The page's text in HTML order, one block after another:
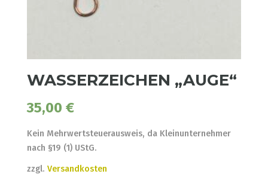
WASSERZEICHEN „AUGE“
35,00 €
Kein Mehrwertsteuerausweis, da Kleinunternehmer
nach §19 (1) UStG.
zzgl. Versandkosten